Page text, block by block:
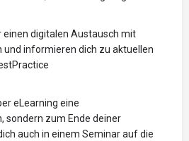
einen digitalen Austausch mit
informieren dich zu aktuellen
eLearning eine
sondern zum Ende deiner
auch in einem Seminar auf die